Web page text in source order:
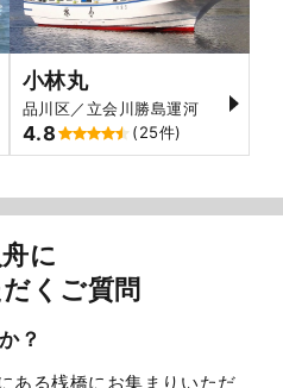
小林丸
品川区／立会川勝島運河
4.8 (25件)
に
くご質問
？
ある桟橋にお集まりいただ